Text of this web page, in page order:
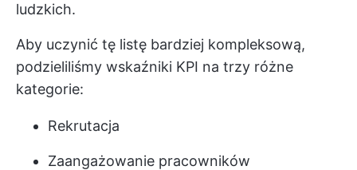
ludzkich.
Aby uczynić tę listę bardziej kompleksową,
podzieliliśmy wskaźniki KPI na trzy różne
kategorie:
Rekrutacja
Zaangażowanie pracowników